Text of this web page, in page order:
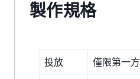
製作規格
投放 僅限第一方